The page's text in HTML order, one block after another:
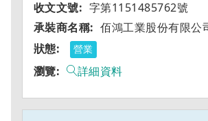
字第1151485762號
佰鴻工業股份有限公
營業
詳細資料